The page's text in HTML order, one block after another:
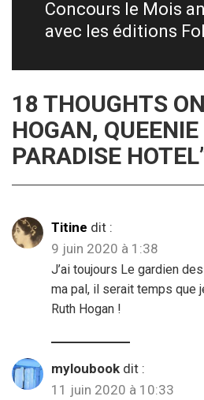
Next
post:
Concours le Mois
avec les éditions
18 THOUGHTS
HOGAN,
PARADISE HOTEL
Titine dit :
9 juin 2020 à 1:38
J’ai toujours Le gardien
ma pal, il serait temps que
Ruth Hogan !
myloubook dit :
11 juin 2020 à 10:33